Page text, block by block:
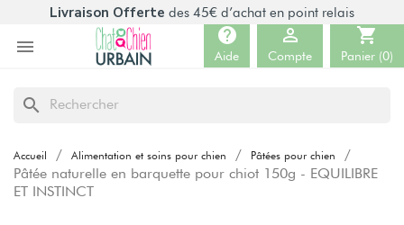
Livraison Offerte des 45€ d’achat en point relais

shopping_cart
Panier (0)
help
Aide

Compte
search
Accueil Alimentation et soins pour chien Pâtées pour chien
Pâtée naturelle en barquette pour chiot 150g - EQUILIBRE
ET INSTINCT